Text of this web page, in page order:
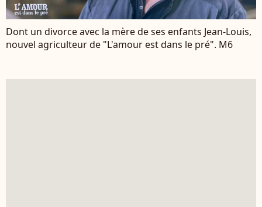
Dont un divorce avec la mère de ses enfants Jean-Louis,
nouvel agriculteur de "L'amour est dans le pré". M6